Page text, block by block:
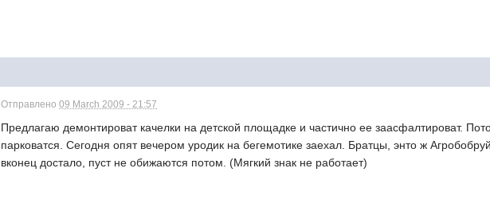
Отправлено09 March 2009 - 21:57
Предлагаю демонтироват качелки на детской площадке и частично ее заасфалтироват.
парковатся. Сегодня опят вечером уродик на бегемотике заехал. Братцы, энто ж
вконец достало, пуст не обижаются потом. (Мягкий знак не работает)